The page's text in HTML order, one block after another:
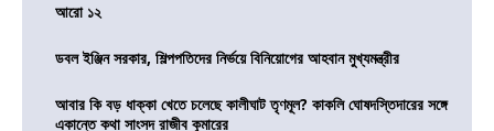
আরো ১২
ডবল ইঞ্জিন সরকার, শিল্পপতিদের নির্ভয়ে বিনিয়োগের আহবান মুখ্যমন্ত্রীর
আবার কি বড় ধাক্কা খেতে চলেছে কালীঘাট তৃণমূল? কাকলি ঘোষদস্তিদারের সঙ্গে
একান্তে কথা সাংসদ রাজীব কুমারের